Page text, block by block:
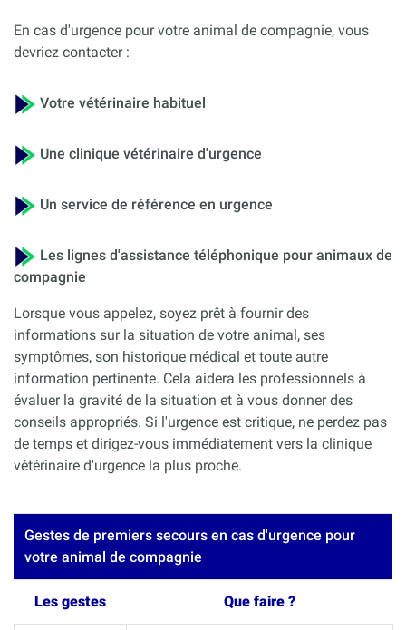
En cas d'urgence pour votre animal de compagnie, vous
devriez contacter :
Votre vétérinaire habituel
Une clinique vétérinaire d'urgence
Un service de référence en urgence
Les lignes d'assistance téléphonique pour animaux de
compagnie
Lorsque vous appelez, soyez prêt à fournir des
informations sur la situation de votre animal, ses
symptômes, son historique médical et toute autre
information pertinente. Cela aidera les professionnels à
évaluer la gravité de la situation et à vous donner des
conseils appropriés. Si l'urgence est critique, ne perdez pas
de temps et dirigez-vous immédiatement vers la clinique
vétérinaire d'urgence la plus proche.
Gestes de premiers secours en cas d'urgence pour
votre animal de compagnie
Les gestes Que faire ?